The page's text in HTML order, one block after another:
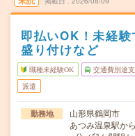
即払いOK！未経験
盛り付けなど
職種未経験OK 交通費別途
派遣
勤務地
山形県鶴岡市
あつみ温泉駅か